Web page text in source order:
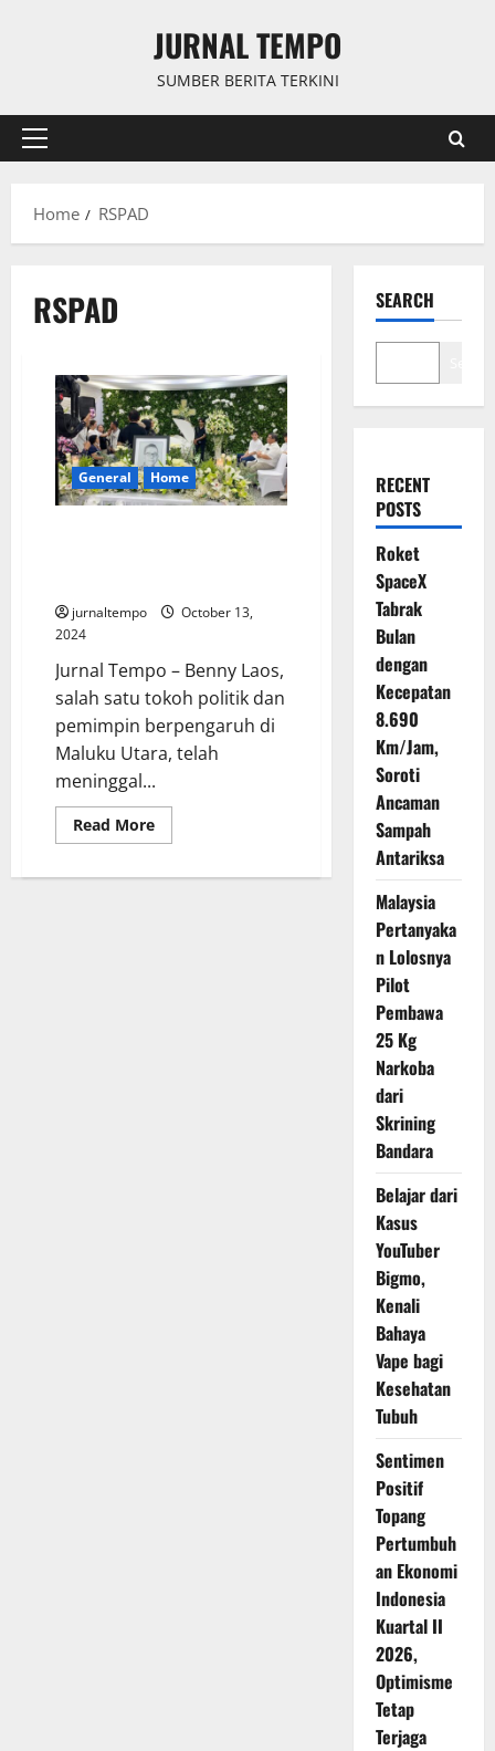
JURNAL TEMPO
SUMBER BERITA TERKINI
Primary
Home
RSPAD
RSPAD
General Home
jurnaltempo
October 13,
2024
Jurnal Tempo – Benny Laos,
salah satu tokoh politik dan
pemimpin berpengaruh di
Maluku Utara, telah
meninggal...
Read MoreRead
more
Benny
SEARCH
RECENT
POSTS
Roket
SpaceX
Tabrak
Bulan
dengan
Kecepatan
8.690
Km/Jam,
Soroti
Ancaman
Sampah
Antariksa
Malaysia
Pertanyaka
n Lolosnya
Pilot
Pembawa
25 Kg
Narkoba
dari
Skrining
Bandara
Belajar dari
Kasus
YouTuber
Bigmo,
Kenali
Bahaya
Vape bagi
Kesehatan
Tubuh
Sentimen
Positif
Topang
Pertumbuh
an Ekonomi
Indonesia
Kuartal II
2026,
Optimisme
Tetap
Terjaga